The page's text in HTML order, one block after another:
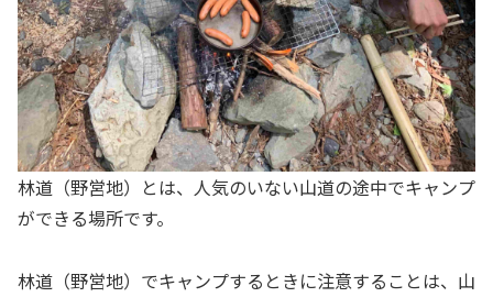
林道（野営地）とは、人気のいない山道の途中でキャンプ
ができる場所です。
林道（野営地）でキャンプするときに注意することは、山